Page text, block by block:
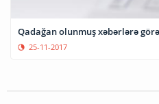
Qadağan olunmuş xəbərlərə
25-11-2017